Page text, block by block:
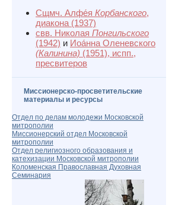
Сщмч. Алфе́я Корбанского,
диакона (1937)
свв. Николая Понгильского
(1942) и Иоа́нна Оленевского
(Калинина) (1951), испп.,
пресвитеров
Миссионерско-просветительские
материалы и ресурсы
Отдел по делам молодежи Московской
митрополии
Миссионерский отдел Московской
митрополии
Отдел религиозного образования и
катехизации Московской митрополии
Коломенская Православная Духовная
Семинария